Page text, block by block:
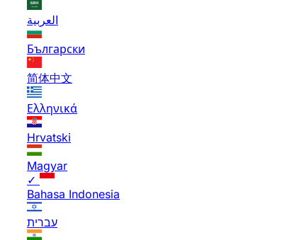
العربية
Български
简体中文
Ελληνικά
Hrvatski
Magyar
✓
Bahasa Indonesia
עברית